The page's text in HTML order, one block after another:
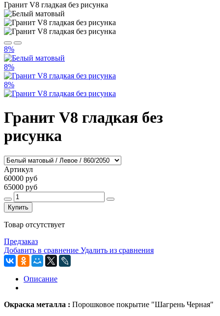
Гранит V8 гладкая без рисунка
8%
8%
8%
Гранит V8 гладкая без
рисунка
Артикул
60000 руб
65000 руб
Купить
Товар отсутствует
Предзаказ
Добавить в сравнение Удалить из сравнения
Описание
Окраска металла : Порошковое покрытие "Шагрень Черная"